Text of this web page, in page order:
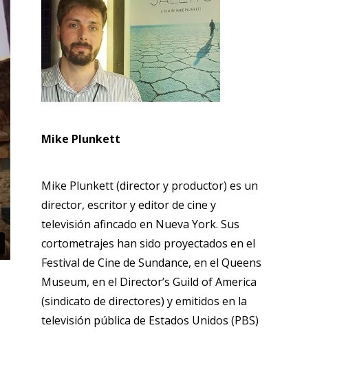
Mike Plunkett
Mike Plunkett (director y productor) es un
director, escritor y editor de cine y
televisión afincado en Nueva York. Sus
cortometrajes han sido proyectados en el
Festival de Cine de Sundance, en el Queens
Museum, en el Director’s Guild of America
(sindicato de directores) y emitidos en la
televisión pública de Estados Unidos (PBS)